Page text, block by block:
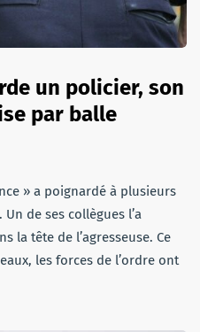
un policier, son
par balle
» a poignardé à plusieurs
de ses collègues l’a
la tête de l’agresseuse. Ce
les forces de l’ordre ont